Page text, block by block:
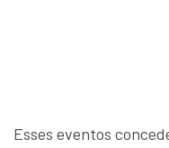
Esses eventos